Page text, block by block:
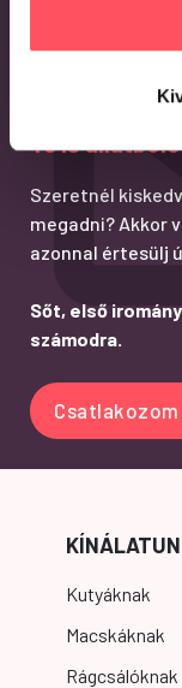
Te is
Szeretnél
megadni? Akkor
azonnal értesülj
Sőt, első
számodra.
Kutyáknak
Macskáknak
Rágcsálóknak